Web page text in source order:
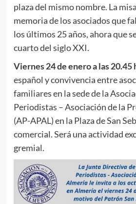
plaza del mismo nombre. La
memoria de los asociados que
los últimos 25 años, ahora que
cuarto del siglo XXI.
Viernes 24 de enero a las 20.45
español y convivencia entre
familiares en la sede de la
Periodistas – Asociación de la
(AP-APAL) en la Plaza de San
comercial. Será una actividad
gremial.